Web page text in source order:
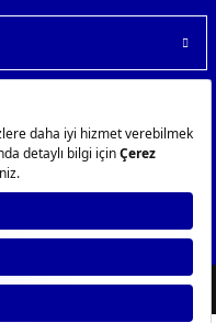
Saklıdır